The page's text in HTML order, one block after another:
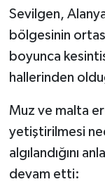
Sevilgen,
bölgesinin
boyunca
hallerinden
Muz ve malta
yetiştirilmesi
algılandığını
devam etti: